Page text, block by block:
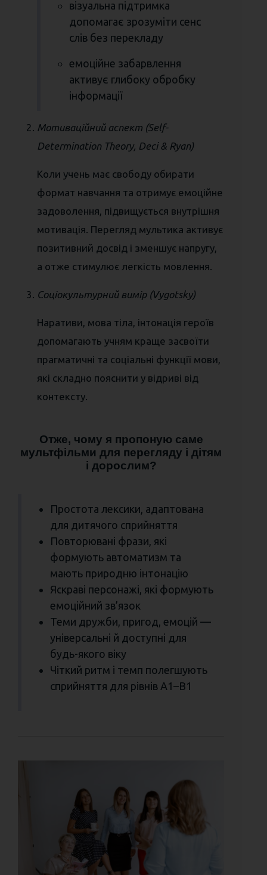
візуальна підтримка
допомагає зрозуміти сенс
слів без перекладу
емоційне забарвлення
активує глибоку обробку
інформації
Мотиваційний аспект (Self-
Determination Theory, Deci & Ryan)
Коли учень має свободу обирати
формат навчання та отримує емоційне
задоволення, підвищується внутрішня
мотивація. Перегляд мультика активує
позитивний досвід і зменшує напругу,
а отже стимулює легкість мовлення.
Соціокультурний вимір (Vygotsky)
Наративи, мова тіла, інтонація героїв
допомагають учням краще засвоїти
прагматичні та соціальні функції мови,
які складно пояснити у відриві від
контексту.
Отже, чому я пропоную саме
мультфільми для перегляду і дітям
і дорослим?
Простота лексики, адаптована
для дитячого сприйняття
Повторювані фрази, які
формують автоматизм та
мають природню інтонацію
Яскраві персонажі, які формують
емоційний зв’язок
Теми дружби, пригод, емоцій —
універсальні й доступні для
будь-якого віку
Чіткий ритм і темп полегшують
сприйняття для рівнів A1–B1